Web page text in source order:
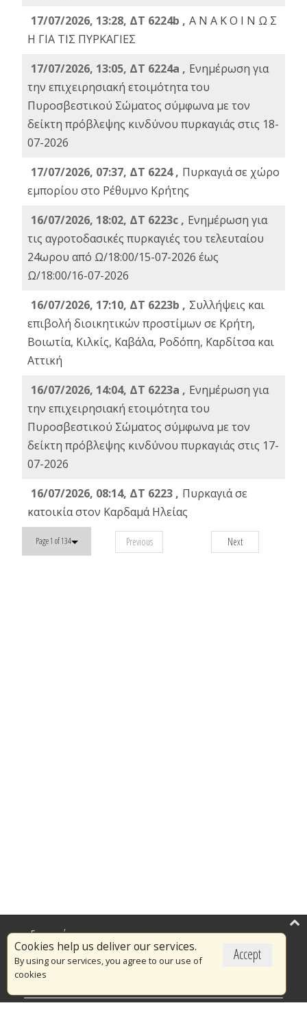
17/07/2026, 13:28, ΔΤ 6224b , Α Ν Α Κ Ο Ι Ν Ω Σ
Η ΓΙΑ ΤΙΣ ΠΥΡΚΑΓΙΕΣ
17/07/2026, 13:05, ΔΤ 6224a , Ενημέρωση για
την επιχειρησιακή ετοιμότητα του
Πυροσβεστικού Σώματος σύμφωνα με τον
δείκτη πρόβλεψης κινδύνου πυρκαγιάς στις 18-
07-2026
17/07/2026, 07:37, ΔΤ 6224 , Πυρκαγιά σε χώρο
εμπορίου στο Ρέθυμνο Κρήτης
16/07/2026, 18:02, ΔΤ 6223c , Ενημέρωση για
τις αγροτοδασικές πυρκαγιές του τελευταίου
24ωρου από Ω/18:00/15-07-2026 έως
Ω/18:00/16-07-2026
16/07/2026, 17:10, ΔΤ 6223b , Συλλήψεις και
επιβολή διοικητικών προστίμων σε Κρήτη,
Βοιωτία, Κιλκίς, Καβάλα, Ροδόπη, Καρδίτσα και
Αττική
16/07/2026, 14:04, ΔΤ 6223a , Ενημέρωση για
την επιχειρησιακή ετοιμότητα του
Πυροσβεστικού Σώματος σύμφωνα με τον
δείκτη πρόβλεψης κινδύνου πυρκαγιάς στις 17-
07-2026
16/07/2026, 08:14, ΔΤ 6223 , Πυρκαγιά σε
κατοικία στον Καρδαμά Ηλείας
Page 1 of 134 Previous Next
Accept
Cookies help us deliver our services.
By using our services, you agree to our use of
cookies
Επικαιρότητα
Το Πυροσβεστικό Σώμα